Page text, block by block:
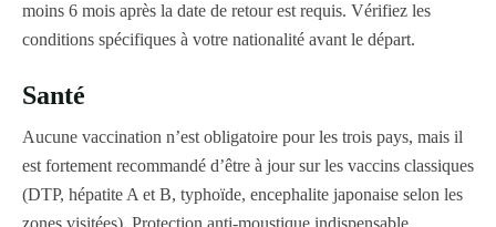
moins 6 mois après la date de retour est requis. Vérifiez les
conditions spécifiques à votre nationalité avant le départ.
Santé
Aucune vaccination n’est obligatoire pour les trois pays, mais il
est fortement recommandé d’être à jour sur les vaccins classiques
(DTP, hépatite A et B, typhoïde, encephalite japonaise selon les